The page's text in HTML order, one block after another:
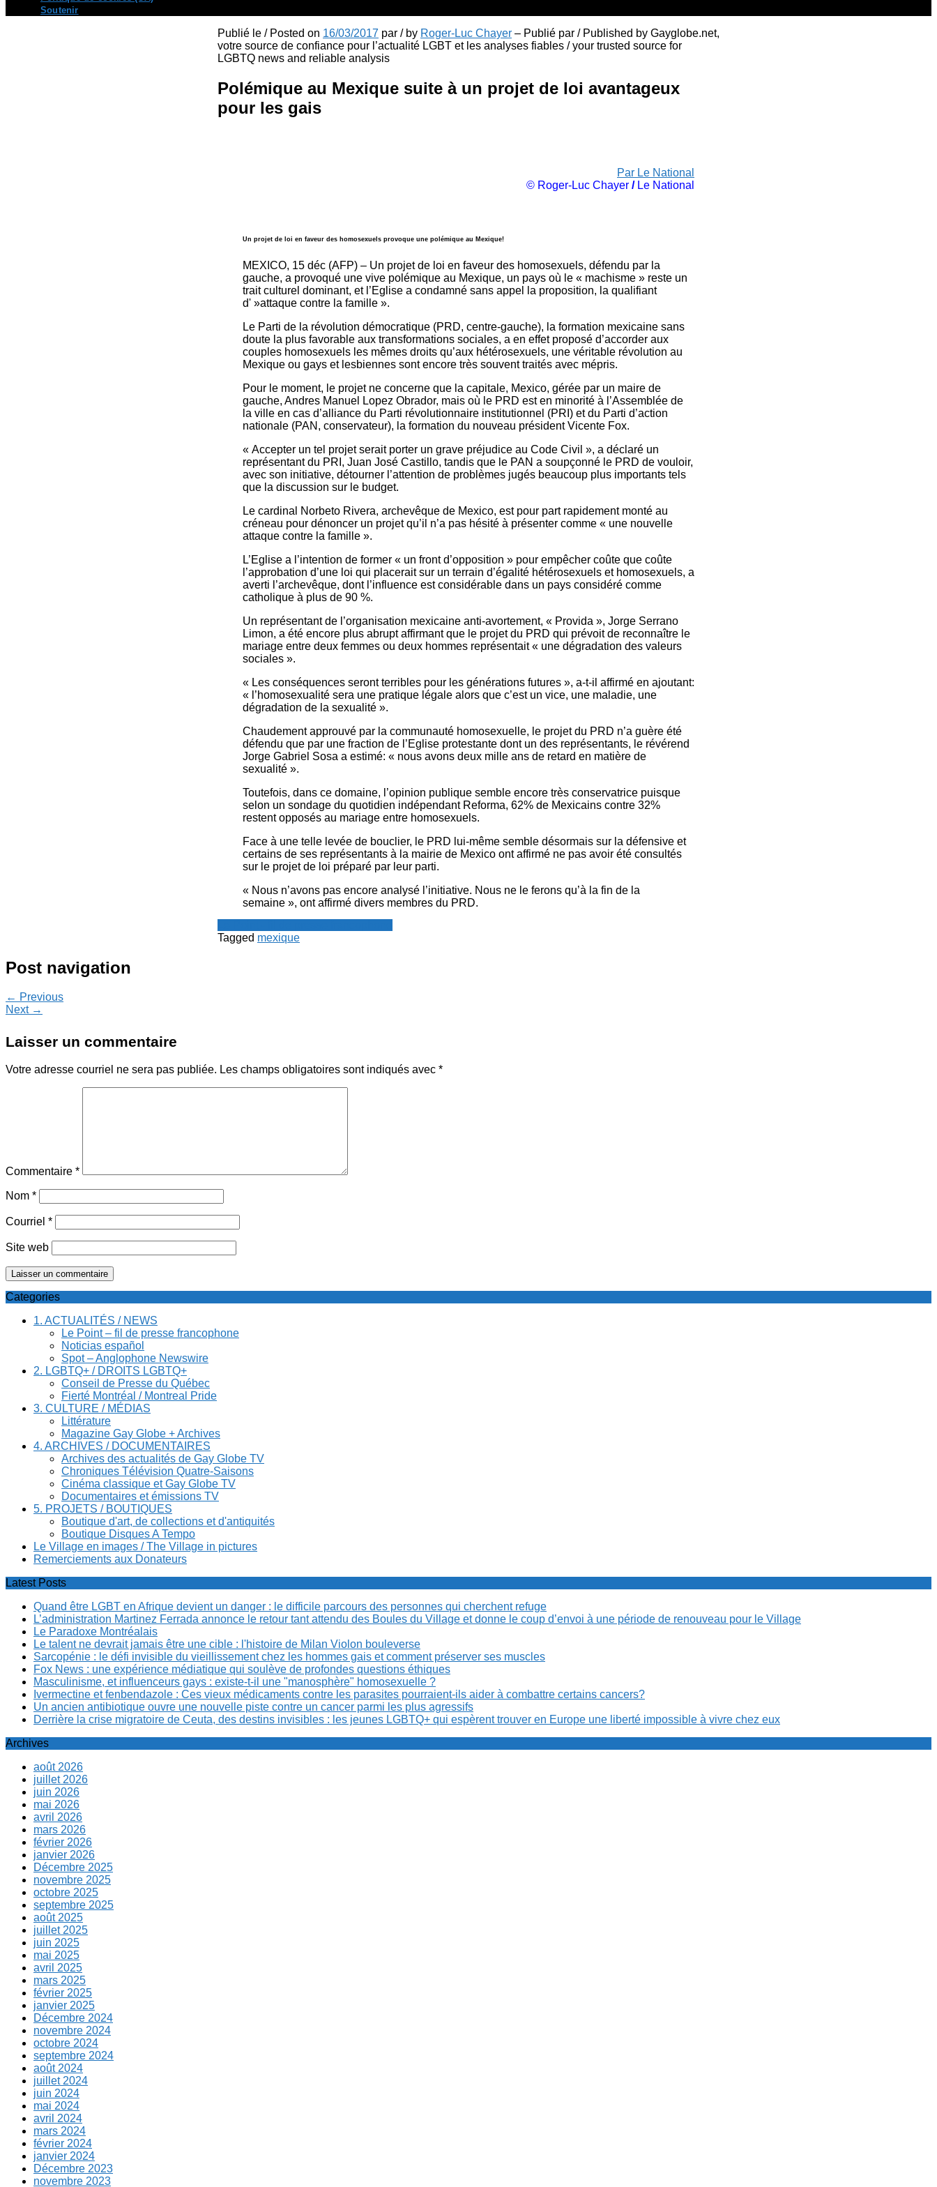
Soutenir
Publié le / Posted on 16/03/2017 par / by Roger-Luc Chayer – Publié par / Published by Gayglobe.net,
votre source de confiance pour l’actualité LGBT et les analyses fiables / your trusted source for
LGBTQ news and reliable analysis
Polémique au Mexique suite à un projet de loi avantageux
pour les gais
Par Le National
© Roger-Luc Chayer /Le National
Un projet de loi en faveur des homosexuels provoque une polémique au Mexique!
MEXICO, 15 déc (AFP) – Un projet de loi en faveur des homosexuels, défendu par la
gauche, a provoqué une vive polémique au Mexique, un pays où le « machisme » reste un
trait culturel dominant, et l’Eglise a condamné sans appel la proposition, la qualifiant
d' »attaque contre la famille ».
Le Parti de la révolution démocratique (PRD, centre-gauche), la formation mexicaine sans
doute la plus favorable aux transformations sociales, a en effet proposé d’accorder aux
couples homosexuels les mêmes droits qu’aux hétérosexuels, une véritable révolution au
Mexique ou gays et lesbiennes sont encore très souvent traités avec mépris.
Pour le moment, le projet ne concerne que la capitale, Mexico, gérée par un maire de
gauche, Andres Manuel Lopez Obrador, mais où le PRD est en minorité à l’Assemblée de
la ville en cas d’alliance du Parti révolutionnaire institutionnel (PRI) et du Parti d’action
nationale (PAN, conservateur), la formation du nouveau président Vicente Fox.
« Accepter un tel projet serait porter un grave préjudice au Code Civil », a déclaré un
représentant du PRI, Juan José Castillo, tandis que le PAN a soupçonné le PRD de vouloir,
avec son initiative, détourner l’attention de problèmes jugés beaucoup plus importants tels
que la discussion sur le budget.
Le cardinal Norbeto Rivera, archevêque de Mexico, est pour part rapidement monté au
créneau pour dénoncer un projet qu’il n’a pas hésité à présenter comme « une nouvelle
attaque contre la famille ».
L’Eglise a l’intention de former « un front d’opposition » pour empêcher coûte que coûte
l’approbation d’une loi qui placerait sur un terrain d’égalité hétérosexuels et homosexuels, a
averti l’archevêque, dont l’influence est considérable dans un pays considéré comme
catholique à plus de 90 %.
Un représentant de l’organisation mexicaine anti-avortement, « Provida », Jorge Serrano
Limon, a été encore plus abrupt affirmant que le projet du PRD qui prévoit de reconnaître le
mariage entre deux femmes ou deux hommes représentait « une dégradation des valeurs
sociales ».
« Les conséquences seront terribles pour les générations futures », a-t-il affirmé en ajoutant:
« l’homosexualité sera une pratique légale alors que c’est un vice, une maladie, une
dégradation de la sexualité ».
Chaudement approuvé par la communauté homosexuelle, le projet du PRD n’a guère été
défendu que par une fraction de l’Eglise protestante dont un des représentants, le révérend
Jorge Gabriel Sosa a estimé: « nous avons deux mille ans de retard en matière de
sexualité ».
Toutefois, dans ce domaine, l’opinion publique semble encore très conservatrice puisque
selon un sondage du quotidien indépendant Reforma, 62% de Mexicains contre 32%
restent opposés au mariage entre homosexuels.
Face à une telle levée de bouclier, le PRD lui-même semble désormais sur la défensive et
certains de ses représentants à la mairie de Mexico ont affirmé ne pas avoir été consultés
sur le projet de loi préparé par leur parti.
« Nous n’avons pas encore analysé l’initiative. Nous ne le ferons qu’à la fin de la
semaine », ont affirmé divers membres du PRD.
Tagged mexique
Post navigation
← Previous
Next →
Laisser un commentaire
Votre adresse courriel ne sera pas publiée. Les champs obligatoires sont indiqués avec *
Commentaire *
Nom *
Courriel *
Site web
Categories
1. ACTUALITÉS / NEWS
Le Point – fil de presse francophone
Noticias español
Spot – Anglophone Newswire
2. LGBTQ+ / DROITS LGBTQ+
Conseil de Presse du Québec
Fierté Montréal / Montreal Pride
3. CULTURE / MÉDIAS
Littérature
Magazine Gay Globe + Archives
4. ARCHIVES / DOCUMENTAIRES
Archives des actualités de Gay Globe TV
Chroniques Télévision Quatre-Saisons
Cinéma classique et Gay Globe TV
Documentaires et émissions TV
5. PROJETS / BOUTIQUES
Boutique d'art, de collections et d'antiquités
Boutique Disques A Tempo
Le Village en images / The Village in pictures
Remerciements aux Donateurs
Latest Posts
Quand être LGBT en Afrique devient un danger : le difficile parcours des personnes qui cherchent refuge
L’administration Martinez Ferrada annonce le retour tant attendu des Boules du Village et donne le coup d’envoi à une période de renouveau pour le Village
Le Paradoxe Montréalais
Le talent ne devrait jamais être une cible : l'histoire de Milan Violon bouleverse
Sarcopénie : le défi invisible du vieillissement chez les hommes gais et comment préserver ses muscles
Fox News : une expérience médiatique qui soulève de profondes questions éthiques
Masculinisme, et influenceurs gays : existe-t-il une "manosphère" homosexuelle ?
Ivermectine et fenbendazole : Ces vieux médicaments contre les parasites pourraient-ils aider à combattre certains cancers?
Un ancien antibiotique ouvre une nouvelle piste contre un cancer parmi les plus agressifs
Derrière la crise migratoire de Ceuta, des destins invisibles : les jeunes LGBTQ+ qui espèrent trouver en Europe une liberté impossible à vivre chez eux
Archives
août 2026
juillet 2026
juin 2026
mai 2026
avril 2026
mars 2026
février 2026
janvier 2026
Décembre 2025
novembre 2025
octobre 2025
septembre 2025
août 2025
juillet 2025
juin 2025
mai 2025
avril 2025
mars 2025
février 2025
janvier 2025
Décembre 2024
novembre 2024
octobre 2024
septembre 2024
août 2024
juillet 2024
juin 2024
mai 2024
avril 2024
mars 2024
février 2024
janvier 2024
Décembre 2023
novembre 2023